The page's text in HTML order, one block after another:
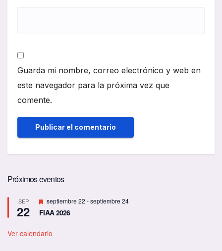
Guarda mi nombre, correo electrónico y web en
este navegador para la próxima vez que
comente.
Próximos eventos
SEP
22
D
e
s
a
septiembre 22 -septiembre 24
FIAA 2026
Ver calendario